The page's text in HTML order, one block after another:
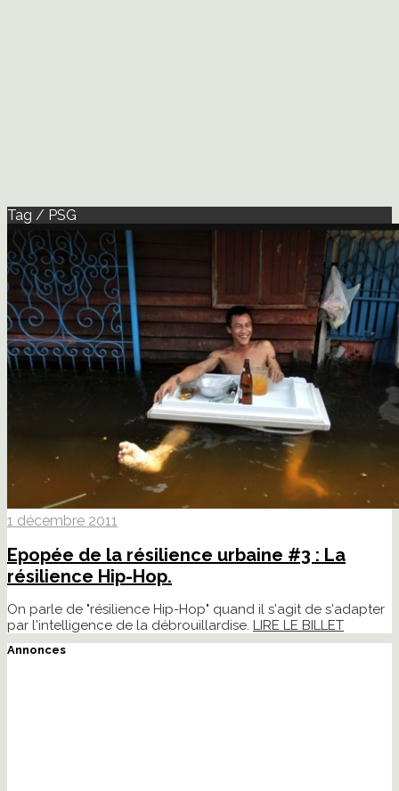
Tag / PSG
1 décembre 2011
Epopée de la résilience urbaine #3 : La
résilience Hip-Hop.
On parle de "résilience Hip-Hop" quand il s'agit de s'adapter
par l'intelligence de la débrouillardise. LIRE LE BILLET
Annonces